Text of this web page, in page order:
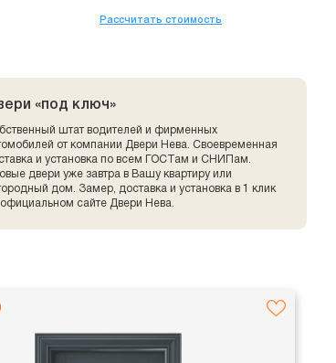
Рассчитать стоимость
«под ключ»
штат водителей и фирменных
от компании Двери Нева. Своевременная
и установка по всем ГОСТам и СНИПам.
двери уже завтра в Вашу квартиру или
дом. Замер, доставка и установка в 1 клик
сайте Двери Нева.